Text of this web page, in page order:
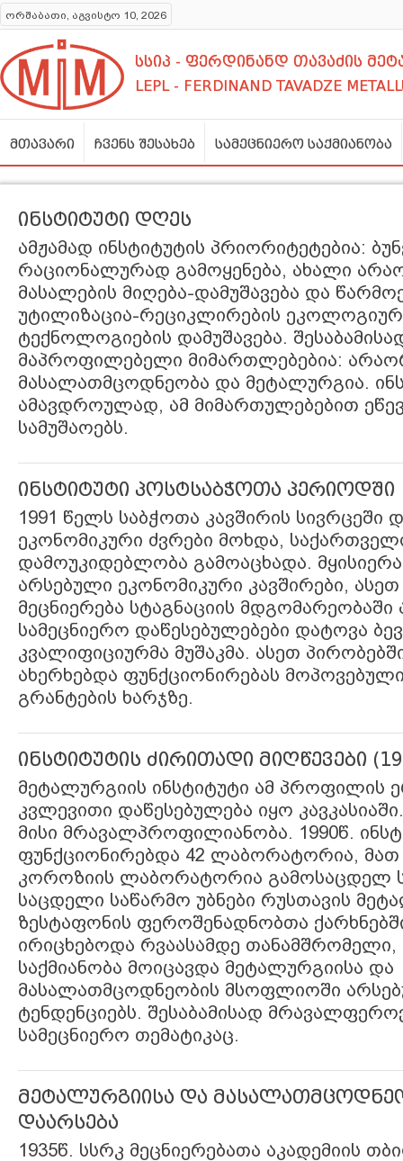
ორშაბათი, აგვისტო 10, 2026
სსიპ - ფერდინანდ თავაძის
LEPL - FERDINAND TAVADZE
მთავარი ჩვენს შესახებ სამეცნიერო საქმიანობა
ინსტიტუტი დღეს
ამჟამად ინსტიტუტის პრიორიტეტებია:
რაციონალურად გამოყენება, ახალი
მასალების მიღება-დამუშავება და
უტილიზაცია-რეციკლირების
ტექნოლოგიების დამუშავება.
მაპროფილებელი მიმართლებებია:
მასალათმცოდნეობა და მეტალურგია.
ამავდროულად, ამ მიმართულებებით
სამუშაოებს.
ინსტიტუტი პოსტსაბჭოთა პერიოდში
1991 წელს საბჭოთა კავშირის
ეკონომიკური ძვრები მოხდა,
დამოუკიდებლობა გამოაცხადა.
არსებული ეკონომიკური კავშირები,
მეცნიერება სტაგნაციის
სამეცნიერო დაწესებულებები დატოვა
კვალიფიციურმა მუშაკმა. ასეთ
ახერხებდა ფუნქციონირებას
გრანტების ხარჯზე.
ინსტიტუტის ძირითადი მიღწევები
მეტალურგიის ინსტიტუტი ამ პროფილის
კვლევითი დაწესებულება იყო
მისი მრავალპროფილიანობა. 1990წ.
ფუნქციონირებდა 42 ლაბორატორია, მათ
კოროზიის ლაბორატორია გამოსაცდელ
საცდელი საწარმო უბნები რუსთავის
ზესტაფონის ფეროშენადნობთა
ირიცხებოდა რვაასამდე
საქმიანობა მოიცავდა მეტალურგიისა და
მასალათმცოდნეობის მსოფლიოში
ტენდენციებს. შესაბამისად
სამეცნიერო თემატიკაც.
მეტალურგიისა და
დაარსება
1935წ. სსრკ მეცნიერებათა აკადემიის